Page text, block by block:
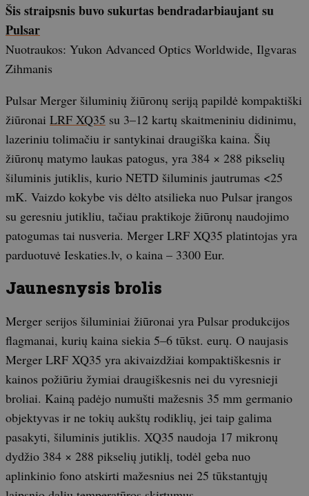
Šis straipsnis buvo sukurtas bendradarbiaujant su
Pulsar
Nuotraukos: Yukon Advanced Optics Worldwide, Ilgvaras
Zihmanis
Pulsar Merger šiluminių žiūronų seriją papildė kompaktiški
žiūronai LRF XQ35 su 3–12 kartų skaitmeniniu didinimu,
lazeriniu tolimačiu ir santykinai draugiška kaina. Šių
žiūronų matymo laukas patogus, yra 384 × 288 pikselių
šiluminis jutiklis, kurio NETD šiluminis jautrumas <25
mK. Vaizdo kokybe vis dėlto atsilieka nuo Pulsar įrangos
su geresniu jutikliu, tačiau praktikoje žiūronų naudojimo
patogumas tai nusveria. Merger LRF XQ35 platintojas yra
parduotuvė Ieskaties.lv, o kaina – 3300 Eur.
Jaunesnysis brolis
Merger serijos šiluminiai žiūronai yra Pulsar produkcijos
flagmanai, kurių kaina siekia 5–6 tūkst. eurų. O naujasis
Merger LRF XQ35 yra akivaizdžiai kompaktiškesnis ir
kainos požiūriu žymiai draugiškesnis nei du vyresnieji
broliai. Kainą padėjo numušti mažesnis 35 mm germanio
objektyvas ir ne tokių aukštų rodiklių, jei taip galima
pasakyti, šiluminis jutiklis. XQ35 naudoja 17 mikronų
dydžio 384 × 288 pikselių jutiklį, todėl geba nuo
aplinkinio fono atskirti mažesnius nei 25 tūkstantųjų